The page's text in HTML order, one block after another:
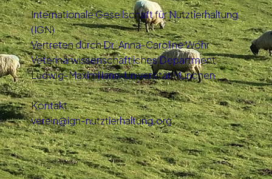
Internationale Gesellschaft für Nutztierhaltung
(IGN)
Vertreten durch Dr. Anna-Caroline Wöhr
Veterinärwissenschaftliches Department
Ludwig-Maximilians-Universität München
Kontakt
verein@ign-nutztierhaltung.org